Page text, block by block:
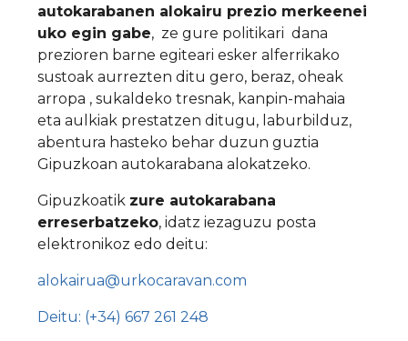
autokarabanen alokairu prezio merkeenei
uko egin gabe, ze gure politikari dana
prezioren barne egiteari esker alferrikako
sustoak aurrezten ditu gero, beraz, oheak
arropa , sukaldeko tresnak, kanpin-mahaia
eta aulkiak prestatzen ditugu, laburbilduz,
abentura hasteko behar duzun guztia
Gipuzkoan autokarabana alokatzeko.
Gipuzkoatik zure autokarabana
erreserbatzeko, idatz iezaguzu posta
elektronikoz edo deitu:
alokairua@urkocaravan.com
Deitu: (+34) 667 261 248